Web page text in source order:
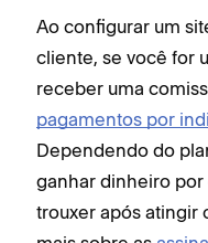
Ao configurar um
cliente, se você for
receber uma
pagamentos por
Dependendo do
ganhar dinheiro por
trouxer após atingir